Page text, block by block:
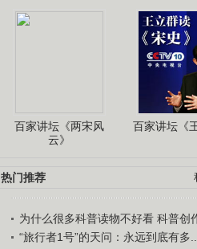
百家讲坛《两宋风
云》
百家讲坛《
热门推荐
为什么很多科普读物不好看 科普创
“旅行者1号”的天问：永远到底有多...